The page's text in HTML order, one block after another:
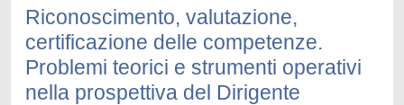
Riconoscimento, valutazione,
certificazione delle competenze.
Problemi teorici e strumenti operativi
nella prospettiva del Dirigente